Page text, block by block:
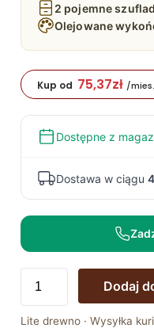
2 pojemne
Olejowane
Kup od 75,37zł /mies.
Dostępne z
Dostawa w ciągu
Szafy
Dodaj
Lite drewno · Wysyłka